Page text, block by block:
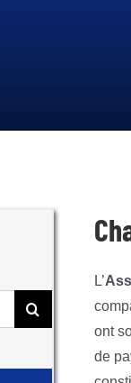
L’
ont
de